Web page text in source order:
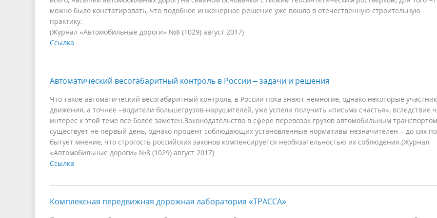
можно было констатировать, что подобное инженерное решение уже вошло в отечественную строительную
практику.
(Журнал «Автомобильные дороги» №8 (1029) август 2017)
Ссылка
Автоматический весогабаритный контроль в России – задачи и решения
Что такое автоматический весогабаритный контроль, в России пока знают немногие, однако некоторые
движения, а точнее –водители большегрузов-нарушителей, уже успели получить «письма счастья», вследствие
интерес к этой теме все более заметен.Законодательство в сфере перевозок грузов автомобильным транспортом
существует не первый день, однако процент соблюдающих установленные нормативы незначителен – до сих
бытует мнение, что строгость российских законов компенсируется необязательностью их соблюдения.(Журнал
«Автомобильные дороги» №8 (1029) август 2017)
Ссылка
Комплексная передвижная дорожная лаборатория «ТРАССА»